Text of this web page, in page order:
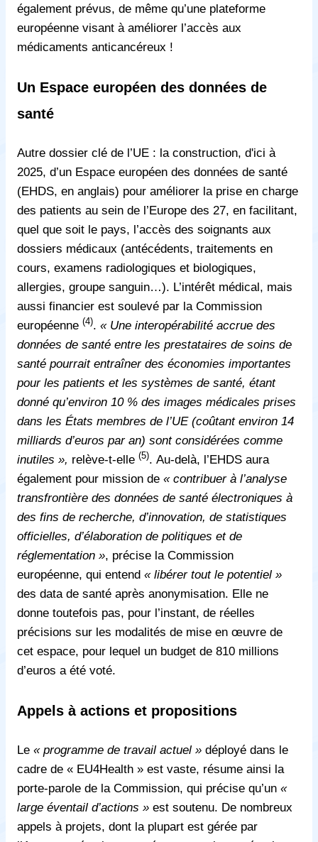
également prévus, de même qu’une plateforme
européenne visant à améliorer l’accès aux
médicaments anticancéreux !
Un Espace européen des données de
santé
Autre dossier clé de l’UE : la construction, d'ici à
2025, d’un Espace européen des données de santé
(EHDS, en anglais) pour améliorer la prise en charge
des patients au sein de l’Europe des 27, en facilitant,
quel que soit le pays, l’accès des soignants aux
dossiers médicaux (antécédents, traitements en
cours, examens radiologiques et biologiques,
allergies, groupe sanguin…). L’intérêt médical, mais
aussi financier est soulevé par la Commission
européenne (4). « Une interopérabilité accrue des
données de santé entre les prestataires de soins de
santé pourrait entraîner des économies importantes
pour les patients et les systèmes de santé, étant
donné qu’environ 10 % des images médicales prises
dans les États membres de l’UE (coûtant environ 14
milliards d’euros par an) sont considérées comme
inutiles », relève-t-elle (5). Au-delà, l’EHDS aura
également pour mission de « contribuer à l’analyse
transfrontière des données de santé électroniques à
des fins de recherche, d’innovation, de statistiques
officielles, d’élaboration de politiques et de
réglementation », précise la Commission
européenne, qui entend « libérer tout le potentiel »
des data de santé après anonymisation. Elle ne
donne toutefois pas, pour l’instant, de réelles
précisions sur les modalités de mise en œuvre de
cet espace, pour lequel un budget de 810 millions
d’euros a été voté.
Appels à actions et propositions
Le « programme de travail actuel » déployé dans le
cadre de « EU4Health » est vaste, résume ainsi la
porte-parole de la Commission, qui précise qu’un «
large éventail d’actions » est soutenu. De nombreux
appels à projets, dont la plupart est gérée par